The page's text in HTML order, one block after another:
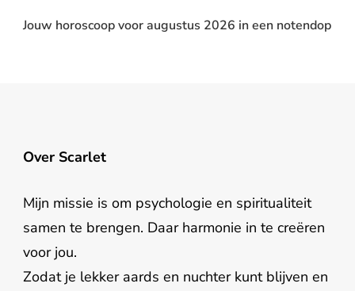
Jouw horoscoop voor augustus 2026 in een notendop
Over Scarlet
Mijn missie is om psychologie en spiritualiteit
samen te brengen. Daar harmonie in te creëren
voor jou.
Zodat je lekker aards en nuchter kunt blijven en